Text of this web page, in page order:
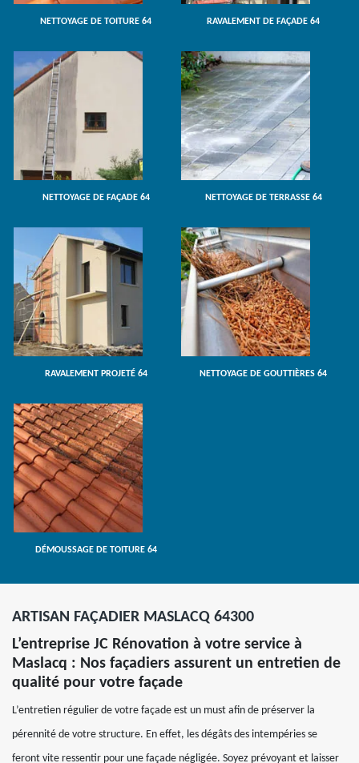
NETTOYAGE DE TOITURE 64 RAVALEMENT DE FAÇADE 64
NETTOYAGE DE FAÇADE 64 NETTOYAGE DE TERRASSE 64
RAVALEMENT PROJETÉ 64 NETTOYAGE DE GOUTTIÈRES 64
DÉMOUSSAGE DE TOITURE 64
ARTISAN FAÇADIER MASLACQ 64300
L’entreprise JC Rénovation à votre service à
Maslacq : Nos façadiers assurent un entretien de
qualité pour votre façade
L’entretien régulier de votre façade est un must afin de préserver la
pérennité de votre structure. En effet, les dégâts des intempéries se
feront vite ressentir pour une façade négligée. Soyez prévoyant et laisser